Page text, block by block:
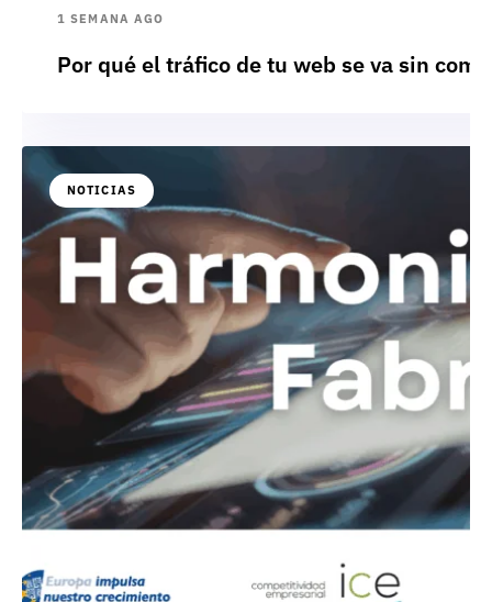
1 SEMANA AGO
Por qué el tráfico de tu web se va sin
NOTICIAS